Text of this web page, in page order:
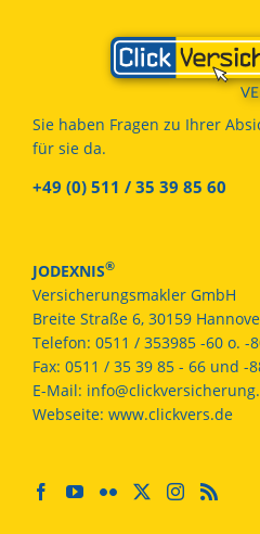
Sie haben Fragen zu Ihrer
für sie da.
+49 (0) 511 / 35 39 85 60
JODEXNIS®
Versicherungsmakler GmbH
Breite Straße 6, 30159
Telefon: 0511 / 353985 -60 o. -
Fax: 0511 / 35 39 85 - 66 und -
E-Mail:
Webseite: www.clickvers.de